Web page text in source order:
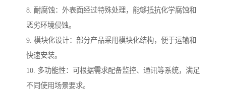
8. 耐腐蚀：外表面经过特殊处理，能够抵抗化学腐蚀和
恶劣环境侵蚀。
9. 模块化设计：部分产品采用模块化结构，便于运输和
快速安装。
10. 多功能性：可根据需求配备监控、通讯等系统，满足
不同使用场景要求。